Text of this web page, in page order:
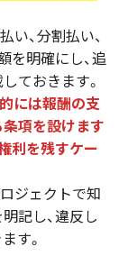
い、分割払い、
を明確にし、追
ておきます。
には報酬の支
項を設けます
利を残すケー
ジェクトで知
記し、違反し
す。